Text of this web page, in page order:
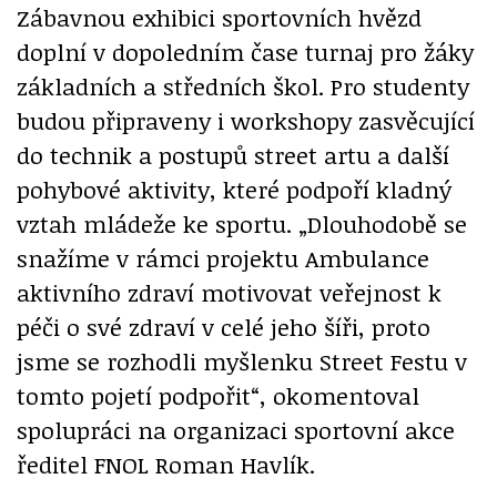
Zábavnou exhibici sportovních hvězd
doplní v dopoledním čase turnaj pro žáky
základních a středních škol. Pro studenty
budou připraveny i workshopy zasvěcující
do technik a postupů street artu a další
pohybové aktivity, které podpoří kladný
vztah mládeže ke sportu. „Dlouhodobě se
snažíme v rámci projektu Ambulance
aktivního zdraví motivovat veřejnost k
péči o své zdraví v celé jeho šíři, proto
jsme se rozhodli myšlenku Street Festu v
tomto pojetí podpořit“, okomentoval
spolupráci na organizaci sportovní akce
ředitel FNOL Roman Havlík.